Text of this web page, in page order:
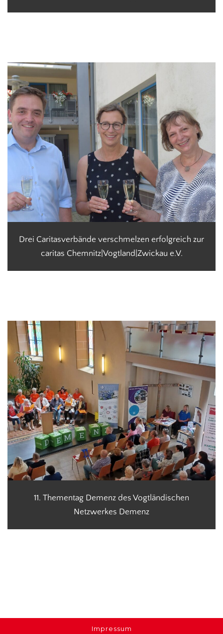
Drei Caritasverbände verschmelzen erfolgreich zur
caritas Chemnitz|Vogtland|Zwickau e.V.
11. Thementag Demenz des Vogtländischen
Netzwerkes Demenz
Impressum